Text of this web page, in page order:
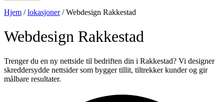
Hjem /lokasjoner/Webdesign Rakkestad
Webdesign Rakkestad
Trenger du en ny nettside til bedriften din i Rakkestad? Vi designer
skreddersydde nettsider som bygger tillit, tiltrekker kunder og gir
målbare resultater.